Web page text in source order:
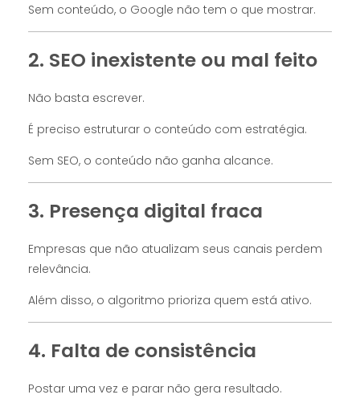
Sem conteúdo, o Google não tem o que mostrar.
2. SEO inexistente ou mal feito
Não basta escrever.
É preciso estruturar o conteúdo com estratégia.
Sem SEO, o conteúdo não ganha alcance.
3. Presença digital fraca
Empresas que não atualizam seus canais perdem
relevância.
Além disso, o algoritmo prioriza quem está ativo.
4. Falta de consistência
Postar uma vez e parar não gera resultado.